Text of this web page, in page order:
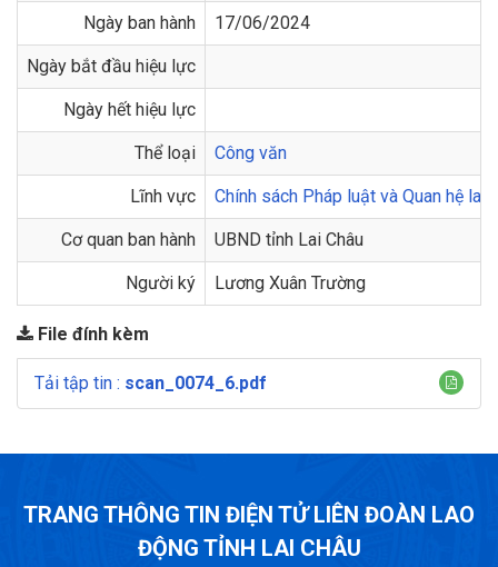
Ngày ban hành 17/06/2024
Ngày bắt đầu hiệu lực
Ngày hết hiệu lực
Thể loại Công văn
Lĩnh vực Chính sách Pháp luật và Quan hệ lao
Cơ quan ban hành UBND tỉnh Lai Châu
Người ký Lương Xuân Trường
File đính kèm
Tải tập tin : scan_0074_6.pdf
TRANG THÔNG TIN ĐIỆN TỬ LIÊN ĐOÀN LAO
ĐỘNG TỈNH LAI CHÂU